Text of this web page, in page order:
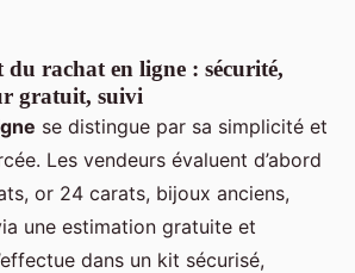
rachat en ligne : sécurité,
gratuit, suivi
se distingue par sa simplicité et
Les vendeurs évaluent d’abord
or 24 carats, bijoux anciens,
une estimation gratuite et
dans un kit sécurisé,